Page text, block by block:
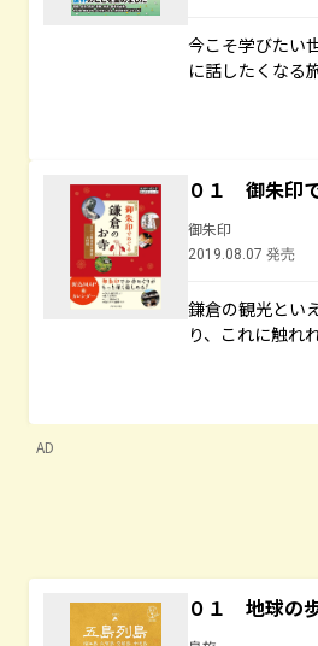
今こそ学びたい
に話したくなる
０１ 御朱印
御朱印
2019.08.07 発売
鎌倉の観光とい
り、これに触れ
AD
０１ 地球の